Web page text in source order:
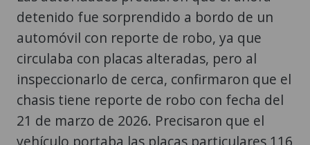
circulaba con placas alteradas, pero al
inspeccionarlo de cerca, confirmaron que el
chasis tiene reporte de robo con fecha del
21 de marzo de 2026. Precisaron que el
vehículo portaba las placas particulares 116
FWH, pero las que le correspondían eran
las placas particulares 107 LHJ.